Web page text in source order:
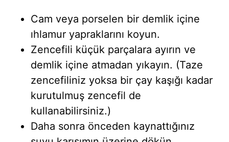
Cam veya porselen bir demlik içine
ıhlamur yapraklarını koyun.
Zencefili küçük parçalara ayırın ve
demlik içine atmadan yıkayın. (Taze
zencefiliniz yoksa bir çay kaşığı kadar
kurutulmuş zencefil de
kullanabilirsiniz.)
Daha sonra önceden kaynattığınız